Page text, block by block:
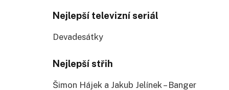
Nejlepší televizní seriál
Devadesátky
Nejlepší střih
Šimon Hájek a Jakub Jelínek – Banger